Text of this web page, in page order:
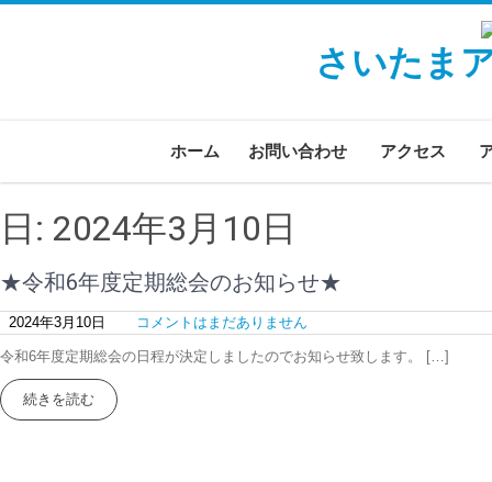
さいたま
ホーム お問い合わせ アクセス
日: 2024年3月10日
★令和6年度定期総会のお知らせ★
2024年3月10日 コメントはまだありません
令和6年度定期総会の日程が決定しましたのでお知らせ致します。 […]
続きを読む